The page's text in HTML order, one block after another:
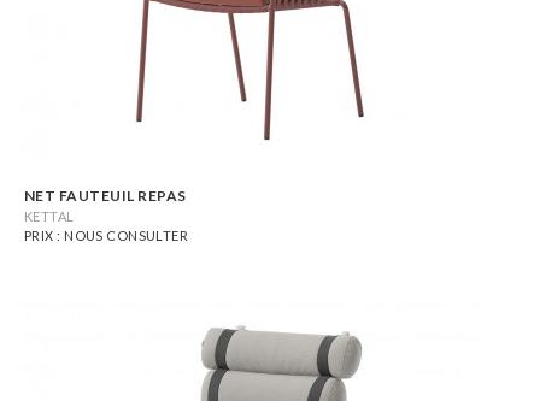
NET FAUTEUIL REPAS
KETTAL
PRIX : NOUS CONSULTER